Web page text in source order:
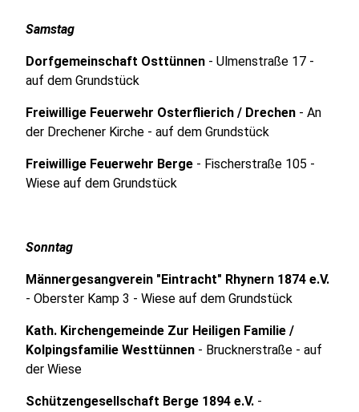
Samstag
Dorfgemeinschaft Osttünnen - Ulmenstraße 17 -
auf dem Grundstück
Freiwillige Feuerwehr Osterflierich / Drechen - An
der Drechener Kirche - auf dem Grundstück
Freiwillige Feuerwehr Berge - Fischerstraße 105 -
Wiese auf dem Grundstück
Sonntag
Männergesangverein "Eintracht" Rhynern 1874 e.V.
- Oberster Kamp 3 - Wiese auf dem Grundstück
Kath. Kirchengemeinde Zur Heiligen Familie /
Kolpingsfamilie Westtünnen - Brucknerstraße - auf
der Wiese
Schützengesellschaft Berge 1894 e.V. -